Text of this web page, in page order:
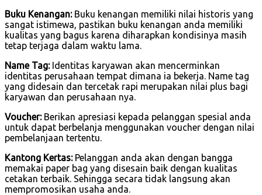
Buku Kenangan:Buku kenangan memiliki nilai historis yang
sangat istimewa, pastikan buku kenangan anda memiliki
kualitas yang bagus karena diharapkan kondisinya masih
tetap terjaga dalam waktu lama.
Name Tag:Identitas karyawan akan mencerminkan
identitas perusahaan tempat dimana ia bekerja. Name tag
yang didesain dan tercetak rapi merupakan nilai plus bagi
karyawan dan perusahaan nya.
Voucher:Berikan apresiasi kepada pelanggan spesial anda
untuk dapat berbelanja menggunakan voucher dengan nilai
pembelanjaan tertentu.
Kantong Kertas:Pelanggan anda akan dengan bangga
memakai paper bag yang disesain baik dengan kualitas
cetakan terbaik. Sehingga secara tidak langsung akan
mempromosikan usaha anda.